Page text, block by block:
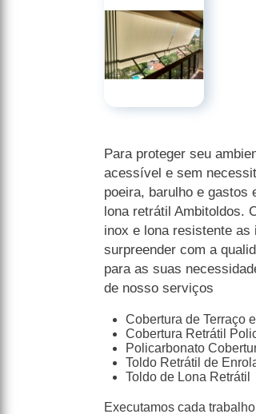
Para proteger seu
acessível e sem
poeira, barulho e gastos
lona retrátil Ambitoldos.
inox e lona resistente
surpreender com a
para as suas
de nosso serviços
Cobertura de Terraço
Cobertura Retrátil
Policarbonato
Toldo Retrátil de
Toldo de Lona Retrátil
Executamos cada